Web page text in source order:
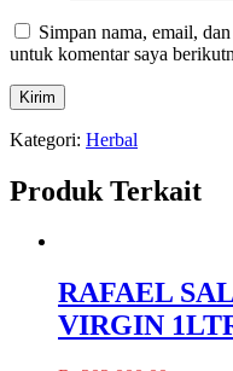
Simpan nama, email,
untuk komentar saya
Kategori: Herbal
Produk Terkait
RAFAEL
VIRGIN